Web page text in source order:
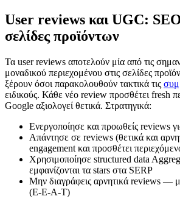
User reviews και UGC: SEO
σελίδες προϊόντων
Τα user reviews αποτελούν μία από τις
μοναδικού περιεχομένου στις σελίδες
ξέρουν όσοι παρακολουθούν τακτικά τις
ειδικούς. Κάθε νέο review προσθέτει fresh
Google αξιολογεί θετικά. Στρατηγικά:
Ενεργοποίησε και προωθείς reviews
Απάντησε σε reviews (θετικά και
engagement και προσθέτει
Χρησιμοποίησε structured data
εμφανίζονται τα stars στα SERP
Μην διαγράφεις αρνητικά reviews —
(E-E-A-T)